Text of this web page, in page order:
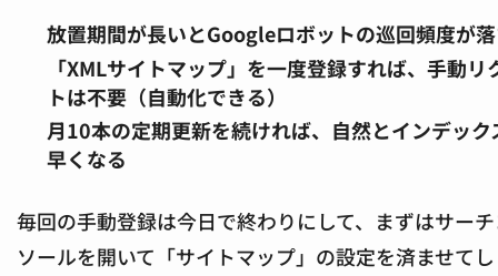
放置期間が長いとGoogleロボットの巡回頻度が
「XMLサイトマップ」を一度登録すれば、手動リ
トは不要（自動化できる）
月10本の定期更新を続ければ、自然とインデック
早くなる
毎回の手動登録は今日で終わりにして、まずはサー
ソールを開いて「サイトマップ」の設定を済ませて